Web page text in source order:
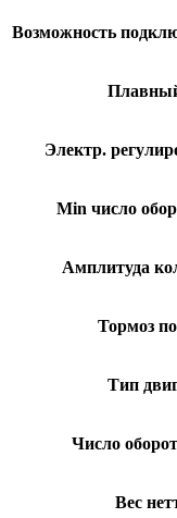
Возможность
Электр.
Min число
Амплитуда
Тормоз
Тип
Число
Вес